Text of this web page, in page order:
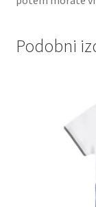
Podobni